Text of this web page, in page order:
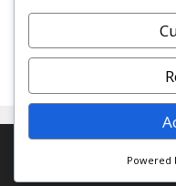
31
« Jul
© 2026 SMP Negeri
Powered